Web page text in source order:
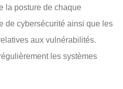
la posture de chaque
de cybersécurité ainsi que les
aux vulnérabilités.
les systèmes